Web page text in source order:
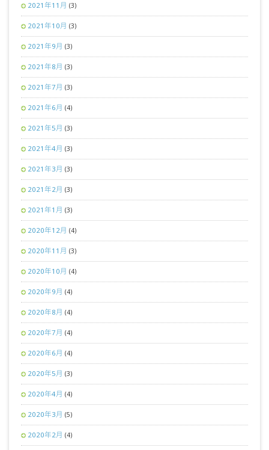
2021年11月 (3)
2021年10月 (3)
2021年9月 (3)
2021年8月 (3)
2021年7月 (3)
2021年6月 (4)
2021年5月 (3)
2021年4月 (3)
2021年3月 (3)
2021年2月 (3)
2021年1月 (3)
2020年12月 (4)
2020年11月 (3)
2020年10月 (4)
2020年9月 (4)
2020年8月 (4)
2020年7月 (4)
2020年6月 (4)
2020年5月 (3)
2020年4月 (4)
2020年3月 (5)
2020年2月 (4)